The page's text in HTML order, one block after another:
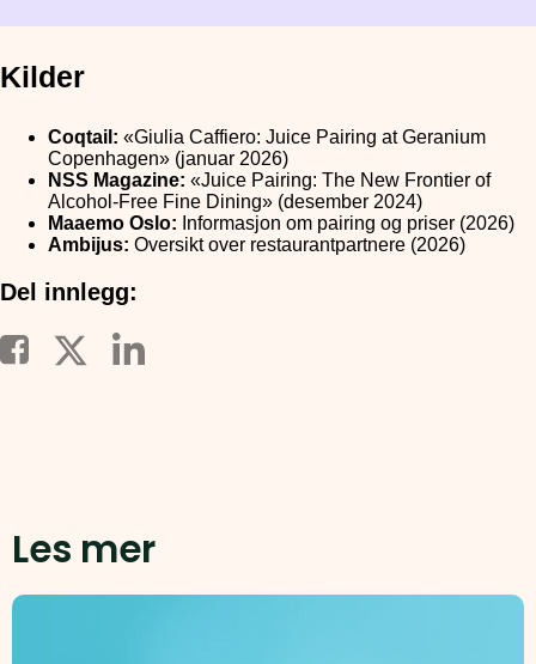
Kilder
Coqtail: «Giulia Caffiero: Juice Pairing at Geranium
Copenhagen» (januar 2026)
NSS Magazine: «Juice Pairing: The New Frontier of
Alcohol-Free Fine Dining» (desember 2024)
Maaemo Oslo: Informasjon om pairing og priser (2026)
Ambijus: Oversikt over restaurantpartnere (2026)
Del innlegg:
Les mer